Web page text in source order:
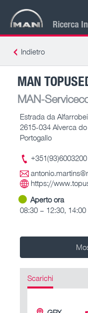
Ricerca
Indietro
MAN
MAN-
Estrada da
2615-034 Alverca
Portogallo
+351(93)6003200
https://
Aperto ora
08:30 – 12:30,
Scarichi